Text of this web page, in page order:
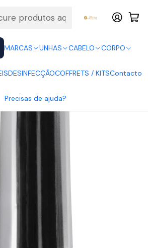
MARCAS UNHAS CABELO CORPO
DESINFECÇÃOCOFFRETS / KITSContacto
Precisas de ajuda?
Pay later with Klarna.
Vernizes HybridGel 69